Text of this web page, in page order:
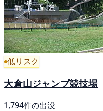
低リスク
大倉山ジャンプ競技場
1,794件の出没